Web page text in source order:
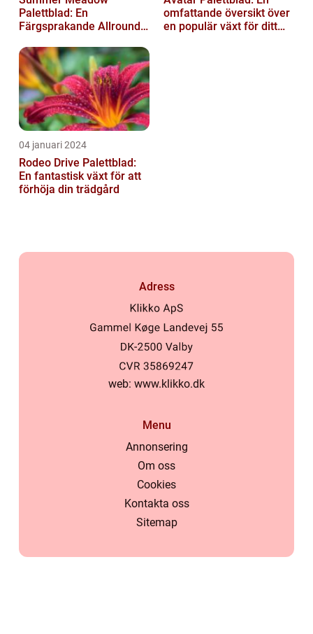
Palettblad: En
Färgsprakande Allround-
omfattande översikt över
en populär växt för ditt
04 januari 2024
Rodeo Drive Palettblad:
En fantastisk växt för att
förhöja din trädgård
Adress
web: www.klikko.dk
Menu
Annonsering
Om oss
Cookies
Kontakta oss
Sitemap